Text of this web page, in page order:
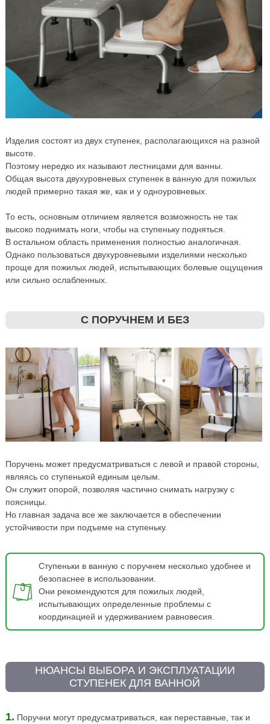
Изделия состоят из двух ступенек, располагающихся на разной
высоте.
Поэтому нередко их называют лестницами для ванны.
Общая высота двухуровневых ступенек в ванную для пожилых
людей примерно такая же, как и у одноуровневых.
То есть, основным отличием является возможность не так
высоко поднимать ноги, чтобы на ступеньку подняться.
В остальном область применения полностью аналогичная.
Однако пользоваться двухуровневыми изделиями несколько
проще для пожилых людей, испытывающих болевые ощущения
или сильно ослабленных.
С ПОРУЧНЕМ И БЕЗ
Поручень может предусматриваться с левой и правой стороны,
являясь со ступенькой единым целым.
Он служит опорой, позволяя частично снимать нагрузку с
поясницы.
Но главная задача все же заключается в обеспечении
устойчивости при подъеме на ступеньку.
Ступеньки в ванную с поручнем несколько удобнее и
безопаснее в использовании.
Они рекомендуются для пожилых людей,
испытывающих определенные проблемы с
координацией и удерживанием равновесия.
НЮАНСЫ ВЫБОРА И ЭКСПЛУАТАЦИИ
СТУПЕНЕК ДЛЯ ВАННОЙ
1. Поручни могут предусматриваться, как переставные, так и